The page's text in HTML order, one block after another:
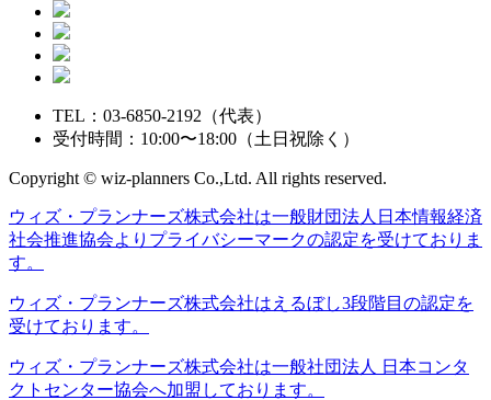
TEL：03-6850-2192（代表）
受付時間：10:00〜18:00（土日祝除く）
Copyright © wiz-planners Co.,Ltd. All rights reserved.
ウィズ・プランナーズ株式会社は一般財団法人日本情報経済
社会推進協会よりプライバシーマークの認定を受けておりま
す。
ウィズ・プランナーズ株式会社はえるぼし3段階目の認定を
受けております。
ウィズ・プランナーズ株式会社は一般社団法人 日本コンタ
クトセンター協会へ加盟しております。